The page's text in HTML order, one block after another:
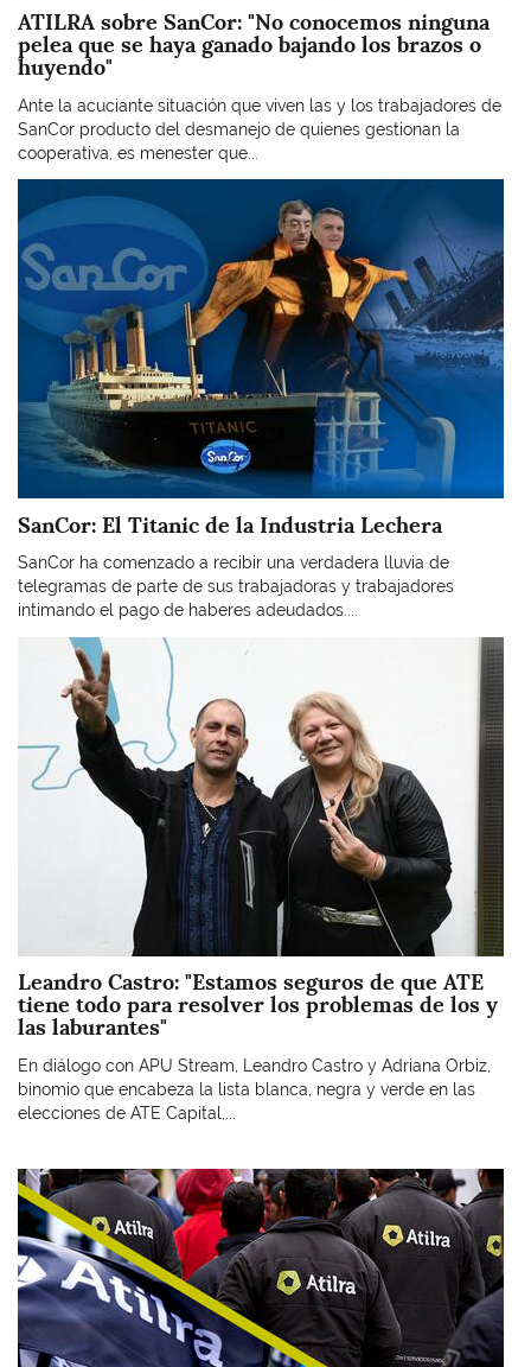
ATILRA sobre SanCor: "No conocemos ninguna
pelea que se haya ganado bajando los brazos o
huyendo"
Ante la acuciante situación que viven las y los trabajadores de
SanCor producto del desmanejo de quienes gestionan la
cooperativa, es menester que...
SanCor: El Titanic de la Industria Lechera
SanCor ha comenzado a recibir una verdadera lluvia de
telegramas de parte de sus trabajadoras y trabajadores
intimando el pago de haberes adeudados....
Imagen
Leandro Castro: "Estamos seguros de que ATE
tiene todo para resolver los problemas de los y
las laburantes"
En diálogo con APU Stream, Leandro Castro y Adriana Orbiz,
binomio que encabeza la lista blanca, negra y verde en las
elecciones de ATE Capital,...
Imagen